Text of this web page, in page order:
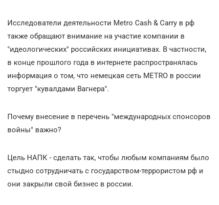
Исследователи деятельности Metro Cash & Carry в рф
также обращают внимание на участие компании в
"идеологических" российских инициативах. В частности,
в конце прошлого года в интернете распространялась
информация о том, что немецкая сеть METRO в россии
торгует "кувалдами Вагнера".
Почему внесение в перечень "международных спонсоров
войны" важно?
Цель НАПК - сделать так, чтобы любым компаниям было
стыдно сотрудничать с государством-террористом рф и
они закрыли свой бизнес в россии.